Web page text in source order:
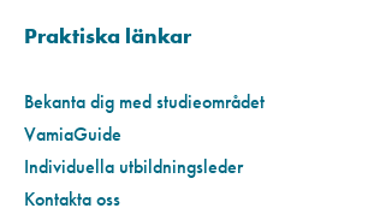
Praktiska länkar
Bekanta dig med studieområdet
VamiaGuide
Individuella utbildningsleder
Kontakta oss